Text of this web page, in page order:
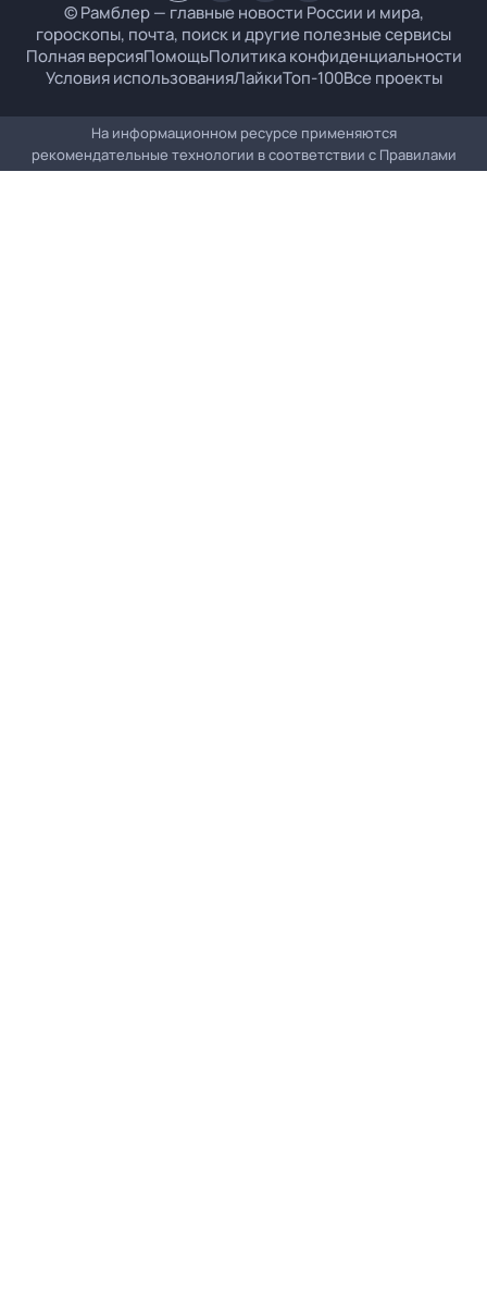
© Рамблер — главные новости России и мира,
гороскопы, почта, поиск и другие полезные сервисы
Полная версияПомощьПолитика конфиденциальности
Условия использованияЛайкиТоп-100Все проекты
На информационном ресурсе применяются
рекомендательные технологии в соответствии с Правилами